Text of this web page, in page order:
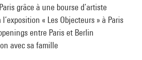
grâce à une bourse d’artiste
« Les Objecteurs » à Paris
entre Paris et Berlin
avec sa famille